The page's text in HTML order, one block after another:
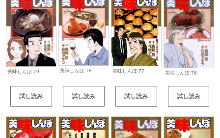
美味しんぼ 79
試し読み
美味しんぼ 78
試し読み
美味しんぼ 77
試し読み
美味しんぼ 76
試し読み